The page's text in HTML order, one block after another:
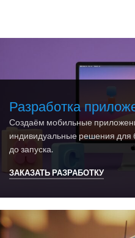
Разработка
Создаём мобильные
индивидуальные решения для
до запуска.
ЗАКАЗАТЬ РАЗРАБОТКУ